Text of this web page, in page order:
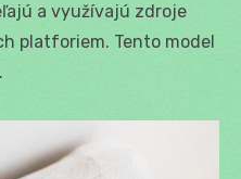
a využívajú zdroje
platforiem. Tento model